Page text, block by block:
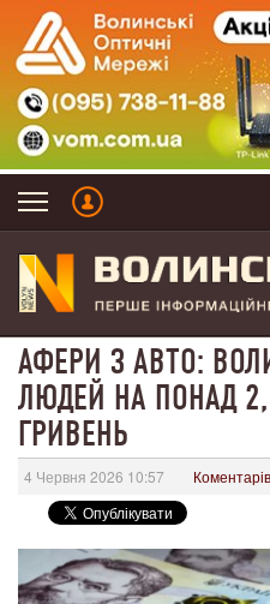
АФЕРИ З АВТО:
ЛЮДЕЙ НА ПОНАД
ГРИВЕНЬ
4 Червня 2026 10:57